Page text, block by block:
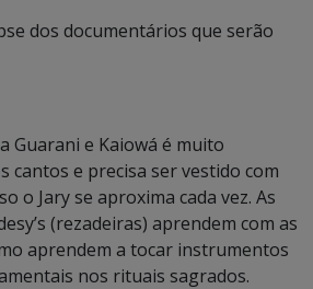
dos documentários que serão
Guarani e Kaiowá é muito
cantos e precisa ser vestido com
o Jary se aproxima cada vez. As
(rezadeiras) aprendem com as
aprendem a tocar instrumentos
nos rituais sagrados.